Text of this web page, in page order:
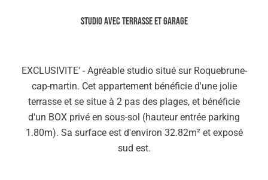
Studio avec terrasse et garage
EXCLUSIVITE' - Agréable studio situé sur Roquebrune-
cap-martin. Cet appartement bénéficie d'une jolie
terrasse et se situe à 2 pas des plages, et bénéficie
d'un BOX privé en sous-sol (hauteur entrée parking
1.80m). Sa surface est d'environ 32.82m² et exposé
sud est.